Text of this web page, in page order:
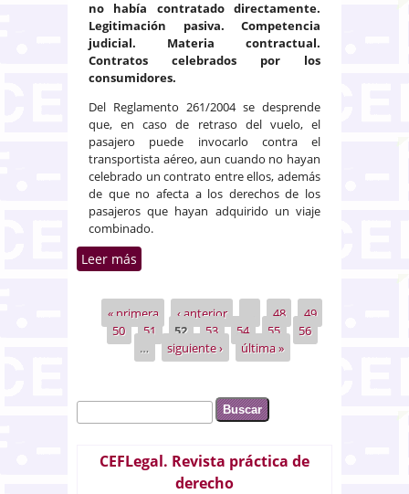
no había contratado directamente.
Legitimación pasiva. Competencia
judicial. Materia contractual.
Contratos celebrados por los
consumidores.
Del Reglamento 261/2004 se desprende
que, en caso de retraso del vuelo, el
pasajero puede invocarlo contra el
transportista aéreo, aun cuando no hayan
celebrado un contrato entre ellos, además
de que no afecta a los derechos de los
pasajeros que hayan adquirido un viaje
combinado.
Leer más
el retraso sufrido en el vuelo
Páginas
« primera ‹ anterior 48
49
50
51 52 53 54 55
56
…
siguiente › última »
Formulario de búsqueda
Buscar
CEFLegal. Revista práctica de
derecho